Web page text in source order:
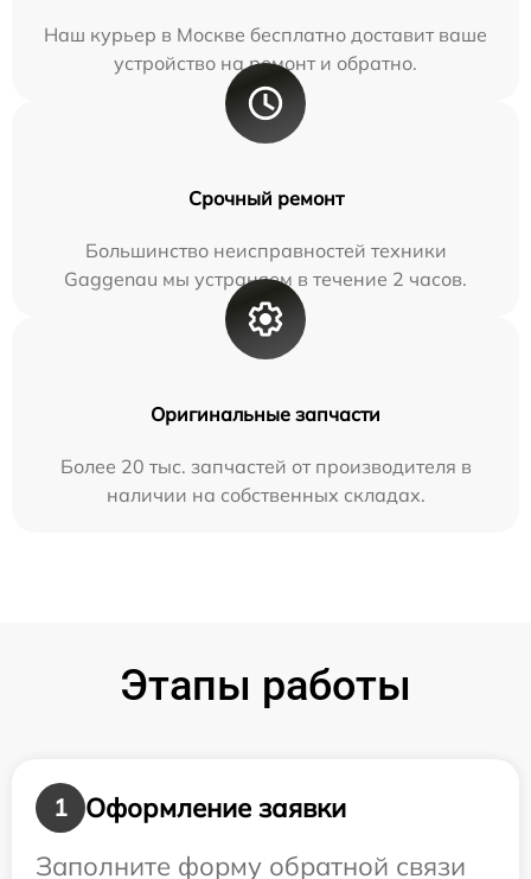
Наш курьер в Москве бесплатно доставит ваше
устройство на ремонт и обратно.
Срочный ремонт
Большинство неисправностей техники
Gaggenau мы устраняем в течение 2 часов.
Оригинальные запчасти
Более 20 тыс. запчастей от производителя в
наличии на собственных складах.
Этапы работы
1
Оформление заявки
Заполните форму обратной связи